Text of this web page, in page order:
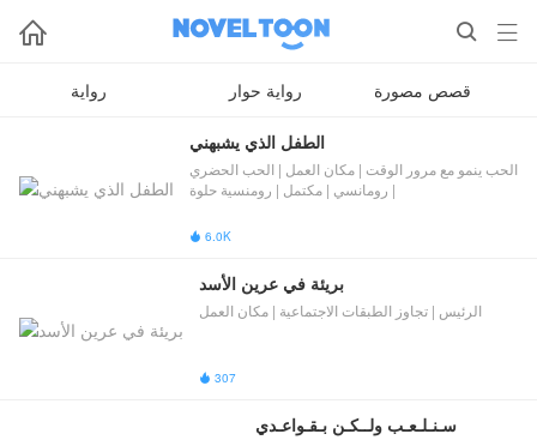
  
رواية رواية حوار قصص مصورة
الطفل الذي يشبهني
الحب ينمو مع مرور الوقت | مكان العمل | الحب الحضري
| رومانسي | مكتمل | رومنسية حلوة
 6.0K
بريئة في عرين الأسد
الرئيس | تجاوز الطبقات الاجتماعية | مكان العمل
 307
سـنـلـعـب ولــكـن بـقـواعـدي